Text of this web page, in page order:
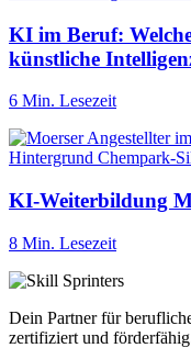
KI im Beruf:
künstliche
6 Min. Lesezeit
KI-Weiterbildung
8 Min. Lesezeit
Dein Partner für
zertifiziert und